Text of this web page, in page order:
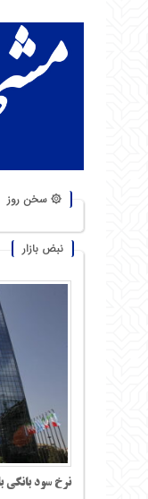
۞ سخن روز
نبض بازار
نرخ سود بانکی